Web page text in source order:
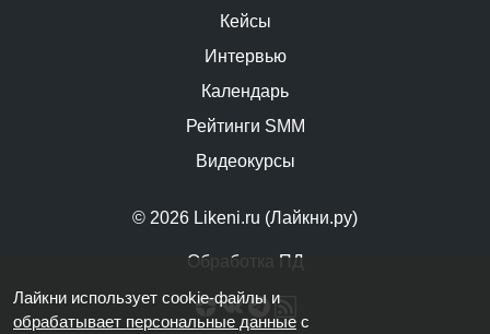
© 2026 Likeni.ru (Лайкни.ру)
Обработка ПД
Кейсы
Интервью
Календарь
Рейтинги SMM
Видеокурсы
Лайкни использует cookie-файлы и
обрабатывает персональные данные с